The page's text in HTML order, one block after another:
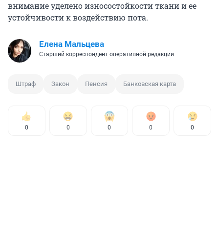
внимание уделено износостойкости ткани и ее
устойчивости к воздействию пота.
Елена Мальцева
Старший корреспондент оперативной редакции
Штраф Закон Пенсия Банковская карта
0 0 0 0 0